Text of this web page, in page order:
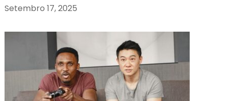
Setembro 17, 2025